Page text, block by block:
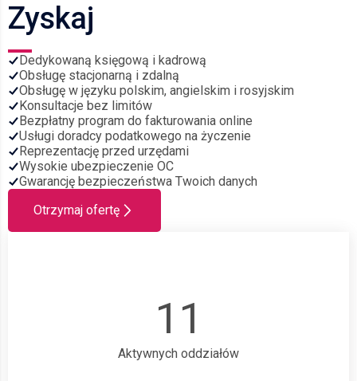
11
Aktywnych oddziałów
Zyskaj
Dedykowaną księgową i kadrową
Obsługę stacjonarną i zdalną
Obsługę w języku polskim, angielskim i rosyjskim
Konsultacje bez limitów
Bezpłatny program do fakturowania online
Usługi doradcy podatkowego na życzenie
Reprezentację przed urzędami
Wysokie ubezpieczenie OC
Gwarancję bezpieczeństwa Twoich danych
Otrzymaj ofertę